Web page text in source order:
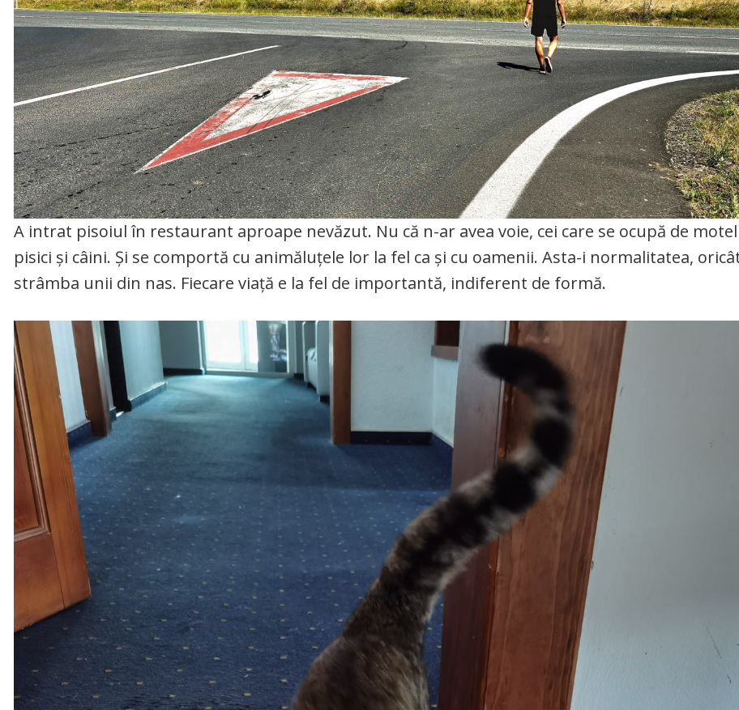
A intrat pisoiul în restaurant aproape nevăzut. Nu că n-ar avea voie, cei care se ocupă de
pisici și câini. Și se comportă cu animăluțele lor la fel ca și cu oamenii. Asta-i normalitatea,
strâmba unii din nas. Fiecare viață e la fel de importantă, indiferent de formă.